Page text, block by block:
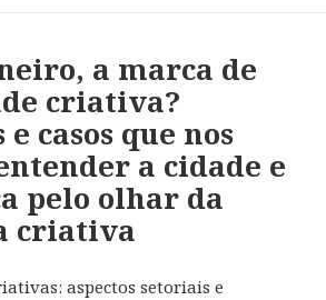
a marca de
criativa?
e casos que nos
a cidade e
pelo olhar da
criativa
aspectos setoriais e